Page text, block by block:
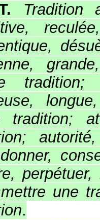
Tradition
tradition;
une
.